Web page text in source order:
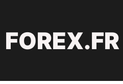
FOREX.FR